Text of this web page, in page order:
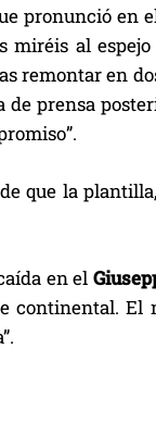
pronunció en
miréis al
remontar en
de prensa
que la
en el
continental. El